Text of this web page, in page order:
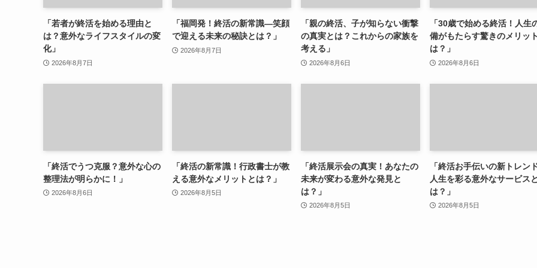
「若者が終活を始める理由と
は？意外なライフスタイルの変
化」
2026年8月7日
「福岡発！終活の新常識—笑顔
で迎える未来の秘訣とは？」
2026年8月7日
「親の終活、子が知らない衝撃
の真実とは？これからの家族を
考える」
2026年8月6日
「30歳で始める終活！人生
備がもたらす驚きのメリッ
は？」
2026年8月6日
「終活でうつ克服？意外な心の
整理法が明らかに！」
2026年8月6日
「終活の新常識！行政書士が教
える意外なメリットとは？」
2026年8月5日
「終活展示会の真実！あなたの
未来が変わる意外な発見と
は？」
2026年8月5日
「終活お手伝いの新トレン
人生を彩る意外なサービスと
は？」
2026年8月5日